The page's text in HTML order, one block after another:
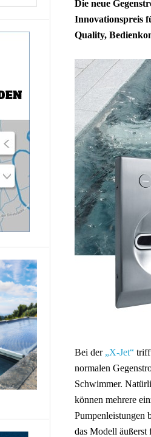
Die neue
Innovationspreis
Quality,
Bei der „X-Jet“
normalen
Schwimmer.
können mehrere
Pumpenleistungen
das Modell äußerst